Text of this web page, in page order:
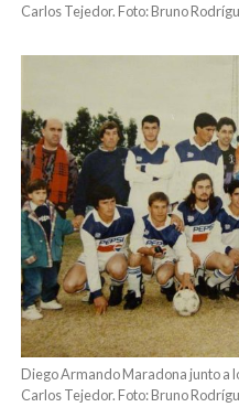
Carlos Tejedor. Foto: Bruno
Diego Armando Maradona junto a
Carlos Tejedor. Foto: Bruno